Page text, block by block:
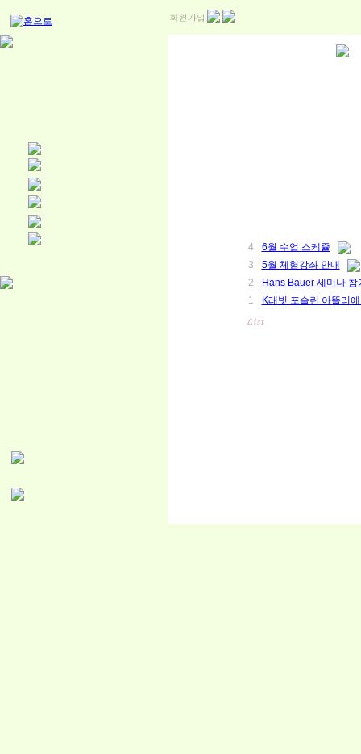
4
6월 수업 스케쥴
3
5월 체험강좌 안내
2
Hans Bauer 세미나 참
1
K래빗 포슬린 아뜰리